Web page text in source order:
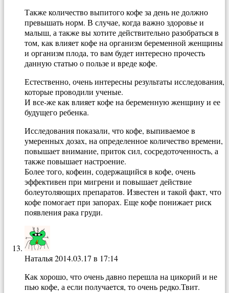
Также количество выпитого кофе за день не должно
превышать норм. В случае, когда важно здоровье и
малыш, а также вы хотите действительно разобраться в
том, как влияет кофе на организм беременной женщины
и организм плода, то вам будет интересно прочесть
данную статью о пользе и вреде кофе.
Естественно, очень интересны результаты исследования,
которые проводили ученые.
И все-же как влияет кофе на беременную женщину и ее
будущего ребенка.
Исследования показали, что кофе, выпиваемое в
умеренных дозах, на определенное количество времени,
повышает внимание, приток сил, сосредоточенность, а
также повышает настроение.
Более того, кофеин, содержащийся в кофе, очень
эффективен при мигрени и повышает действие
болеутоляющих препаратов. Известен и такой факт, что
кофе помогает при запорах. Еще кофе понижает риск
появления рака груди.
Наталья2014.03.17 в 17:14
Как хорошо, что очень давно перешла на цикорий и не
пью кофе, а если получается, то очень редко.Твит.